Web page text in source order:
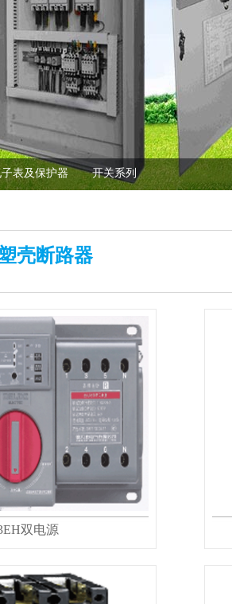
表及保护器 开关系列
壳断路器
双电源